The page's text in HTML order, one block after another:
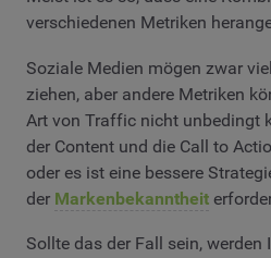
verschiedenen Metriken
Soziale Medien mögen zwar
ziehen, aber andere Metriken
Art von Traffic nicht unbedingt
der Content und die Call to
oder es ist eine bessere
der Markenbekanntheit
Sollte das der Fall sein, werden